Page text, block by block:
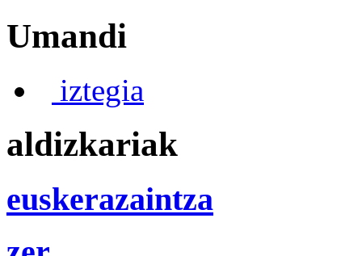
Umandi
iztegia
aldizkariak
euskerazaintza